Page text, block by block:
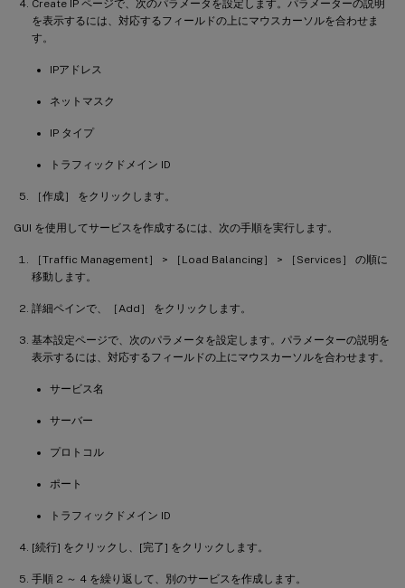
Create IP ページで、次のパラメータを設定します。パラメーターの説明
を表示するには、対応するフィールドの上にマウスカーソルを合わせま
す。
IPアドレス
ネットマスク
IP タイプ
トラフィックドメイン ID
［作成］ をクリックします。
GUI を使用してサービスを作成するには、次の手順を実行します。
［Traffic Management］ > ［Load Balancing］ > ［Services］ の順に
移動します。
詳細ペインで、［Add］ をクリックします。
基本設定ページで、次のパラメータを設定します。パラメーターの説明を
表示するには、対応するフィールドの上にマウスカーソルを合わせます。
サービス名
サーバー
プロトコル
ポート
トラフィックドメイン ID
[続行] をクリックし、[完了] をクリックします。
手順 2 ～ 4 を繰り返して、別のサービスを作成します。